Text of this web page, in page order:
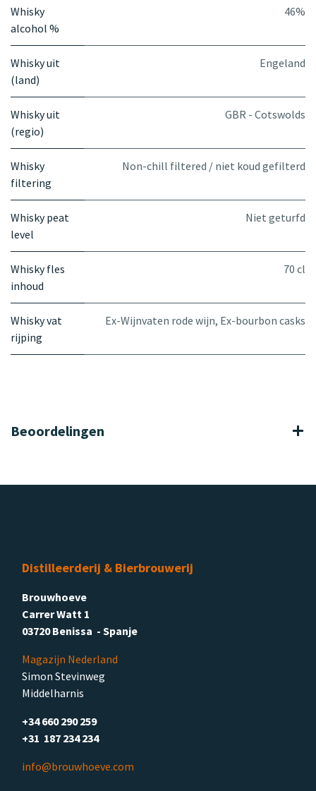
Whisky
alcohol %
46%
Whisky uit
(land)
Engeland
Whisky uit
(regio)
GBR - Cotswolds
Whisky
filtering
Non-chill filtered / niet koud gefilterd
Whisky peat
level
Niet geturfd
Whisky fles
inhoud
70 cl
Whisky vat
rijping
Ex-Wijnvaten rode wijn, Ex-bourbon casks
Beoordelingen
Distilleerderij & Bierbrouwerij
Brouwhoeve
Carrer Watt 1
03720 Benissa - Spanje
Magazijn Nederland
Simon Stevinweg
Middelharnis
+34 660 290 259
+31 187 234 234
info@brouwhoeve.com